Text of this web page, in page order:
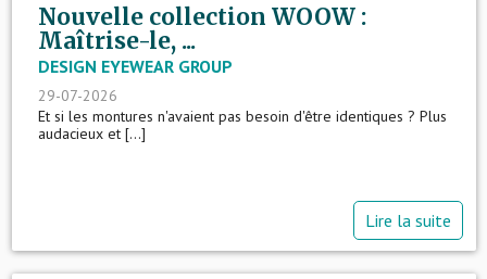
Nouvelle collection WOOW :
Maîtrise-le, ...
DESIGN EYEWEAR GROUP
29-07-2026
Et si les montures n'avaient pas besoin d'être identiques ? Plus
audacieux et [...]
Lire la suite